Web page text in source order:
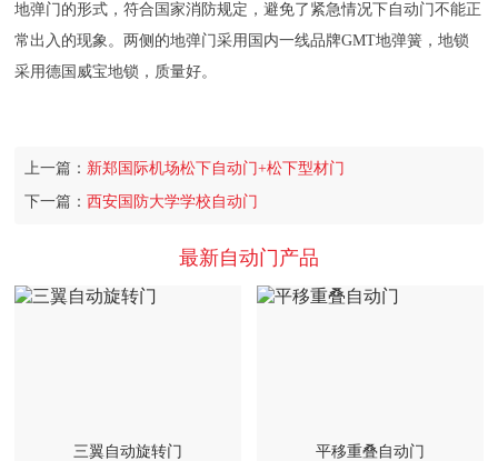
地弹门的形式，符合国家消防规定，避免了紧急情况下自动门不能正
常出入的现象。两侧的地弹门采用国内一线品牌GMT地弹簧，地锁
采用德国威宝地锁，质量好。
上一篇： 新郑国际机场松下自动门+松下型材门
下一篇：西安国防大学学校自动门
最新自动门产品
三翼自动旋转门 平移重叠自动门